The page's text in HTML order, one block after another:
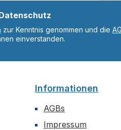
zur Kenntnis genommen und die
einverstanden.
Informationen
AGBs
Impressum